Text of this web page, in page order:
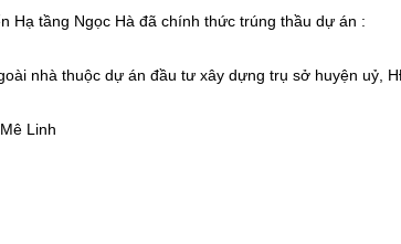
Hạ tầng Ngọc Hà đã chính thức trúng thầu dự án :
nhà thuộc dự án đầu tư xây dựng trụ sở huyện uỷ,
Linh